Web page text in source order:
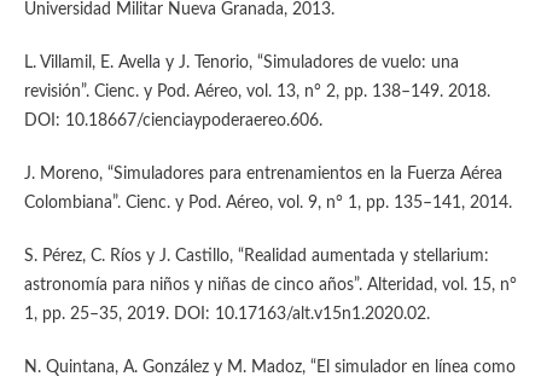
Universidad Militar Nueva Granada, 2013.
L. Villamil, E. Avella y J. Tenorio, “Simuladores de vuelo: una
revisión”. Cienc. y Pod. Aéreo, vol. 13, n° 2, pp. 138–149. 2018.
DOI: 10.18667/cienciaypoderaereo.606.
J. Moreno, “Simuladores para entrenamientos en la Fuerza Aérea
Colombiana”. Cienc. y Pod. Aéreo, vol. 9, n° 1, pp. 135–141, 2014.
S. Pérez, C. Ríos y J. Castillo, “Realidad aumentada y stellarium:
astronomía para niños y niñas de cinco años”. Alteridad, vol. 15, n°
1, pp. 25–35, 2019. DOI: 10.17163/alt.v15n1.2020.02.
N. Quintana, A. González y M. Madoz, “El simulador en línea como